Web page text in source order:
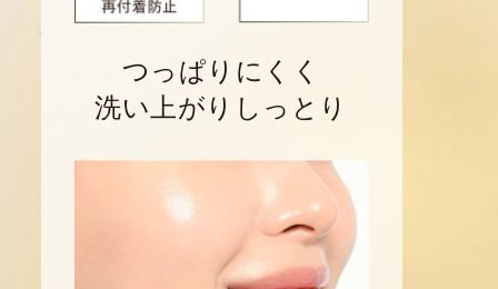
つっぱりにくく
洗い上がりしっとり